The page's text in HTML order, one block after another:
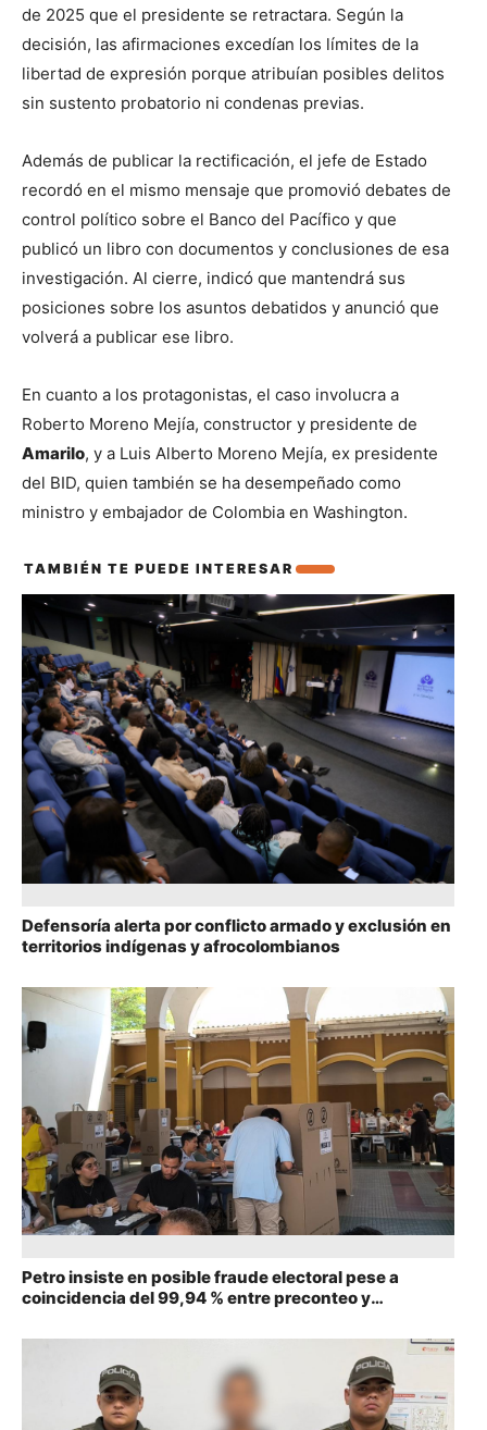
de 2025 que el presidente se retractara. Según la
decisión, las afirmaciones excedían los límites de la
libertad de expresión porque atribuían posibles delitos
sin sustento probatorio ni condenas previas.
Además de publicar la rectificación, el jefe de Estado
recordó en el mismo mensaje que promovió debates de
control político sobre el Banco del Pacífico y que
publicó un libro con documentos y conclusiones de esa
investigación. Al cierre, indicó que mantendrá sus
posiciones sobre los asuntos debatidos y anunció que
volverá a publicar ese libro.
En cuanto a los protagonistas, el caso involucra a
Amarilo, y a Luis Alberto Moreno Mejía, ex presidente
del BID, quien también se ha desempeñado como
ministro y embajador de Colombia en Washington.
TAMBIÉN TE PUEDE INTERESAR
También te puede interesar
Defensoría alerta por conflicto armado y exclusión en
territorios indígenas y afrocolombianos
Petro insiste en posible fraude electoral pese a
coincidencia del 99,94 % entre preconteo y